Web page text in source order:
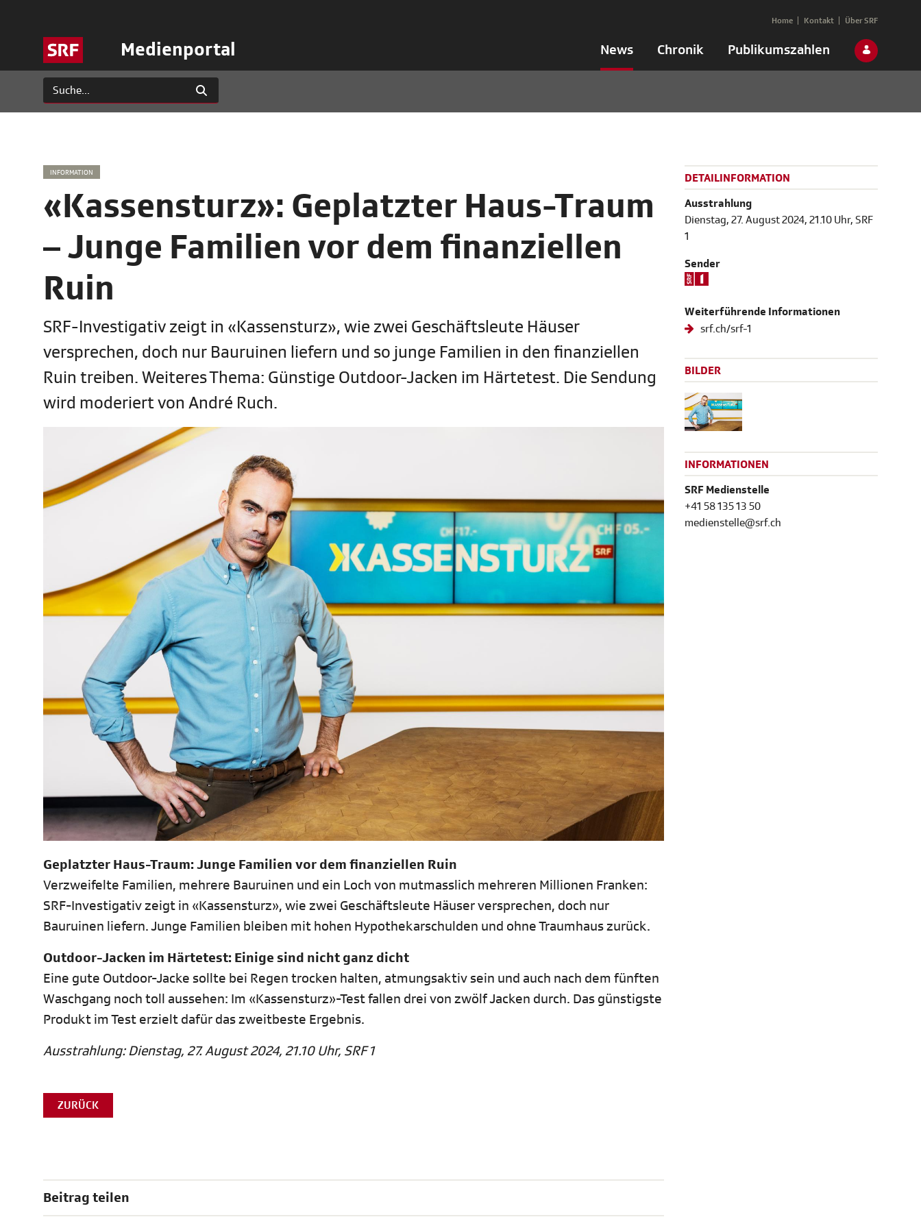
Medienportal News Chronik Publikumszahlen
Home Kontakt Über SRF
INFORMATION
«Kassensturz»: Geplatzter Haus-Traum
– Junge Familien vor dem finanziellen
Ruin
SRF-Investigativ zeigt in «Kassensturz», wie zwei Geschäftsleute Häuser
versprechen, doch nur Bauruinen liefern und so junge Familien in den finanziellen
Ruin treiben. Weiteres Thema: Günstige Outdoor-Jacken im Härtetest. Die Sendung
wird moderiert von André Ruch.
Geplatzter Haus-Traum: Junge Familien vor dem finanziellen Ruin
Verzweifelte Familien, mehrere Bauruinen und ein Loch von mutmasslich mehreren Millionen Franken:
SRF-Investigativ zeigt in «Kassensturz», wie zwei Geschäftsleute Häuser versprechen, doch nur
Bauruinen liefern. Junge Familien bleiben mit hohen Hypothekarschulden und ohne Traumhaus zurück.
Outdoor-Jacken im Härtetest: Einige sind nicht ganz dicht
Eine gute Outdoor-Jacke sollte bei Regen trocken halten, atmungsaktiv sein und auch nach dem fünften
Waschgang noch toll aussehen: Im «Kassensturz»-Test fallen drei von zwölf Jacken durch. Das günstigste
Produkt im Test erzielt dafür das zweitbeste Ergebnis.
Ausstrahlung: Dienstag, 27. August 2024, 21.10 Uhr, SRF 1
ZURÜCK
Beitrag teilen
DETAILINFORMATION
Ausstrahlung
Dienstag, 27. August 2024, 21.10 Uhr, SRF
1
Sender
Weiterführende Informationen
srf.ch/srf-1
BILDER
INFORMATIONEN
SRF Medienstelle
+41 58 135 13 50
medienstelle@srf.ch